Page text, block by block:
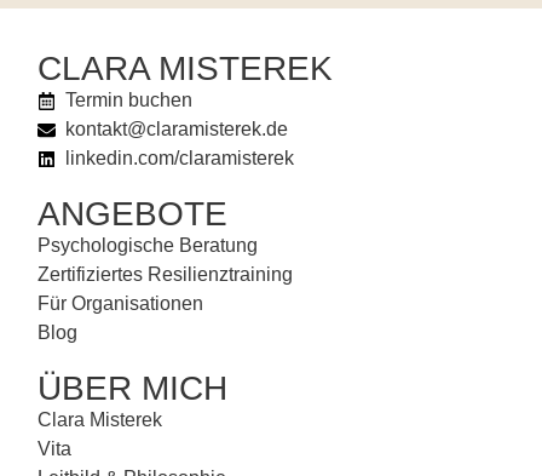
CLARA MISTEREK
Termin buchen
kontakt@claramisterek.de
linkedin.com/claramisterek
ANGEBOTE
Psychologische Beratung
Zertifiziertes Resilienztraining
Für Organisationen
Blog
ÜBER MICH
Clara Misterek
Vita